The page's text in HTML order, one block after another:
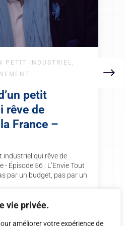
vie privée.
améliorer votre expérience de
PETIT INDUSTRIEL ,
petit
rêve de
France –
industriel qui rêve de
Épisode 56 : L’Envie Tout
par un budget, pas par un